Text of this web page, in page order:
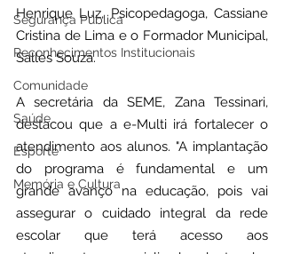
Segurança Pública
Reconhecimentos Institucionais
Comunidade
Saúde
Esporte
Memória e Cultura
Henrique Luz, Psicopedagoga, Cassiane
Cristina de Lima e o Formador Municipal,
Salles Souza.
A secretária da SEME, Zana Tessinari,
destacou que a e-Multi irá fortalecer o
atendimento aos alunos. "A implantação
do programa é fundamental e um
grande avanço na educação, pois vai
assegurar o cuidado integral da rede
escolar que terá acesso aos